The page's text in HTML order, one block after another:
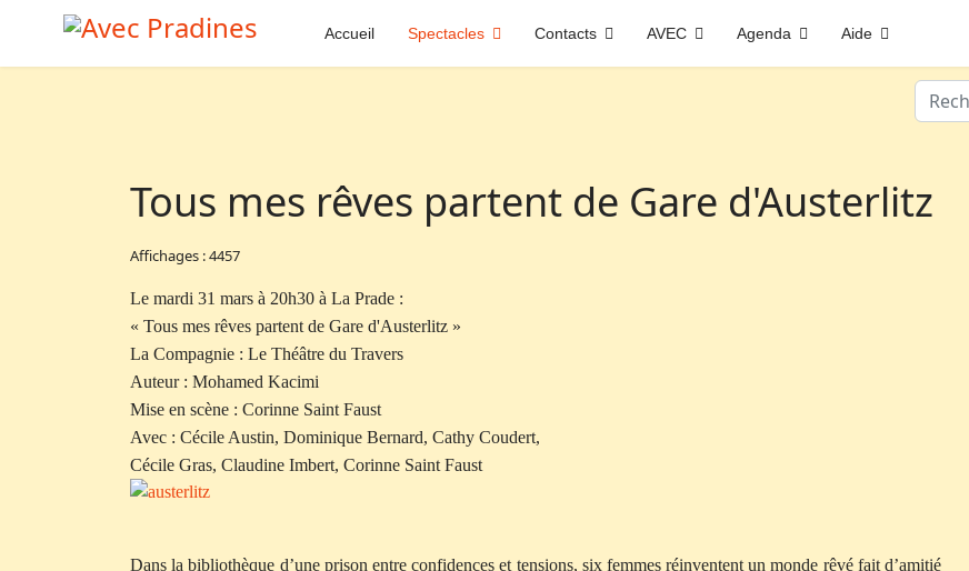
Accueil Spectacles Contacts AVEC Agenda Aide
Valider
Tous mes rêves partent de Gare d'Austerlitz
Affichages : 4457
Le mardi 31 mars à 20h30 à La Prade :
« Tous mes rêves partent de Gare d'Austerlitz »
La Compagnie : Le Théâtre du Travers
Auteur : Mohamed Kacimi
Mise en scène : Corinne Saint Faust
Avec : Cécile Austin, Dominique Bernard, Cathy Coudert,
Cécile Gras, Claudine Imbert, Corinne Saint Faust
Dans la bibliothèque d’une prison entre confidences et tensions, six femmes réinventent un monde rêvé fait d’amitié